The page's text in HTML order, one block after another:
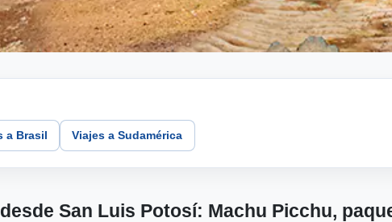
a Brasil Viajes a Sudamérica
San Luis Potosí: Machu Picchu,